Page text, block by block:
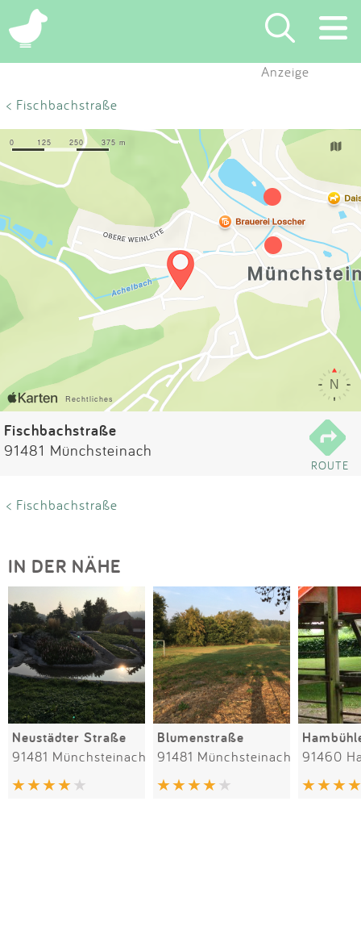
×
Eintragen
App
Blog
Partner
Kontakt
Impressum
Anzeige
< Fischbachstraße
Fischbachstraße
91481 Münchsteinach
ROUTE
< Fischbachstraße
IN DER NÄHE
Neustädter Straße
91481 Münchsteinach
Blumenstraße
91481 Münchsteinach 91460